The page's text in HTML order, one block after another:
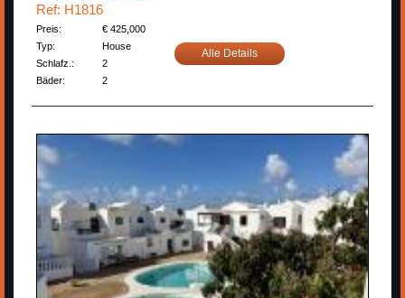
Ref: H1816
Preis:
€ 425,000
Typ:
House
Schlafz.:
2
Bäder:
2
Alle Details